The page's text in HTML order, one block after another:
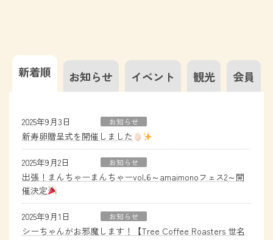
新着順 お知らせ イベント 観光 会員
2025年9月3日 お知らせ
新寿卵贈呈式を開催しました
2025年9月2日 お知らせ
出張！まんちゃーまんちゃーvol.6～amaimonoフェス2～開
催決定
2025年9月1日 お知らせ
シーちゃんがお邪魔します！【Tree Coffee Roasters 世名